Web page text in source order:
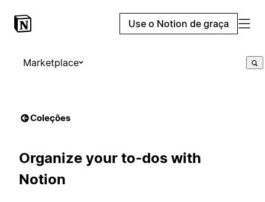
Use o Notion de graça
Marketplace
Coleções
Organize your to-dos with
Notion